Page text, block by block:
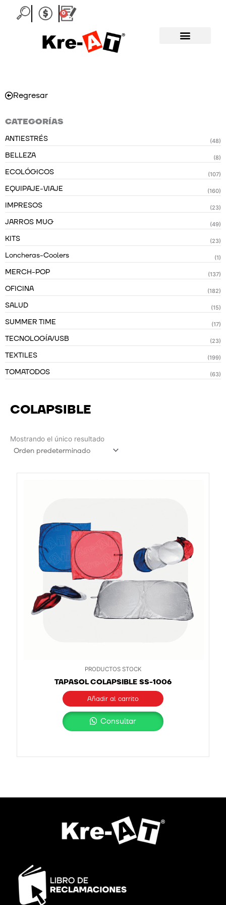
0
Carrito
Regresar
CATEGORÍAS
ANTIESTRÉS (48)
BELLEZA (8)
ECOLÓGICOS (107)
EQUIPAJE-VIAJE (160)
IMPRESOS (23)
JARROS MUG (49)
KITS (23)
Loncheras-Coolers (1)
MERCH-POP (137)
OFICINA (182)
SALUD (15)
SUMMER TIME (17)
TECNOLOGÍA/USB (23)
TEXTILES (199)
TOMATODOS (63)
COLAPSIBLE
Mostrando el único resultado
PRODUCTOS STOCK
TAPASOL COLAPSIBLE SS-1006
Añadir al carrito
Consultar